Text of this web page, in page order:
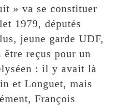
» va se constituer
1979, députés
jeune garde UDF,
reçus pour un
: il y avait là
et Longuet, mais
François